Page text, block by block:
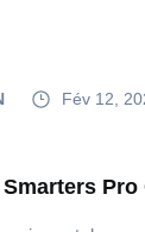
Fév 12,
Smarters